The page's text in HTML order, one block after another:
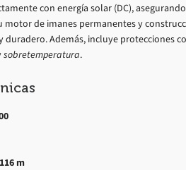
con energía solar (DC), asegurando
motor de imanes permanentes y
Además, incluye protecciones
sobretemperatura.
116 m